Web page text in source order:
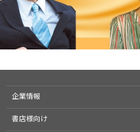
企業情報
書店様向け